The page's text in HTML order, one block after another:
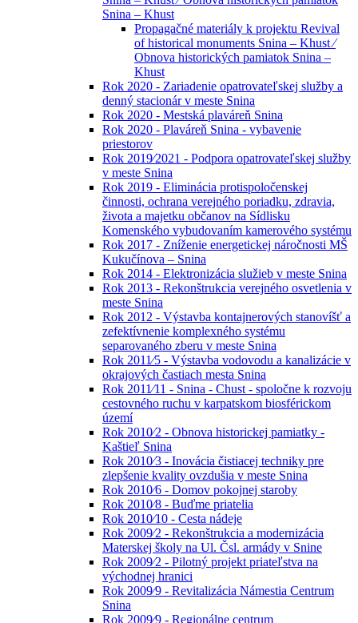
Snina – Khust
Propagačné materiály k projektu Revival
of historical monuments Snina – Khust ⁄
Obnova historických pamiatok Snina –
Khust
Rok 2020 - Zariadenie opatrovateľskej služby a
denný stacionár v meste Snina
Rok 2020 - Mestská plaváreň Snina
Rok 2020 - Plaváreň Snina - vybavenie
priestorov
Rok 2019⁄2021 - Podpora opatrovateľskej služby
v meste Snina
Rok 2019 - Eliminácia protispoločenskej
činnosti, ochrana verejného poriadku, zdravia,
života a majetku občanov na Sídlisku
Komenského vybudovaním kamerového systému
Rok 2017 - Zníženie energetickej náročnosti MŠ
Kukučínova – Snina
Rok 2014 - Elektronizácia služieb v meste Snina
Rok 2013 - Rekonštrukcia verejného osvetlenia v
meste Snina
Rok 2012 - Výstavba kontajnerových stanovíšť a
zefektívnenie komplexného systému
separovaného zberu v meste Snina
Rok 2011⁄5 - Výstavba vodovodu a kanalizácie v
okrajových častiach mesta Snina
Rok 2011⁄11 - Snina - Chust - spoločne k rozvoju
cestovného ruchu v karpatskom biosférickom
území
Rok 2010⁄2 - Obnova historickej pamiatky -
Kaštieľ Snina
Rok 2010⁄3 - Inovácia čistiacej techniky pre
zlepšenie kvality ovzdušia v meste Snina
Rok 2010⁄6 - Domov pokojnej staroby
Rok 2010⁄8 - Buďme priatelia
Rok 2010⁄10 - Cesta nádeje
Rok 2009⁄2 - Rekonštrukcia a modernizácia
Materskej školy na Ul. Čsl. armády v Snine
Rok 2009⁄2 - Pilotný projekt priateľstva na
východnej hranici
Rok 2009⁄9 - Revitalizácia Námestia Centrum
Snina
Rok 2009⁄9 - Regionálne centrum